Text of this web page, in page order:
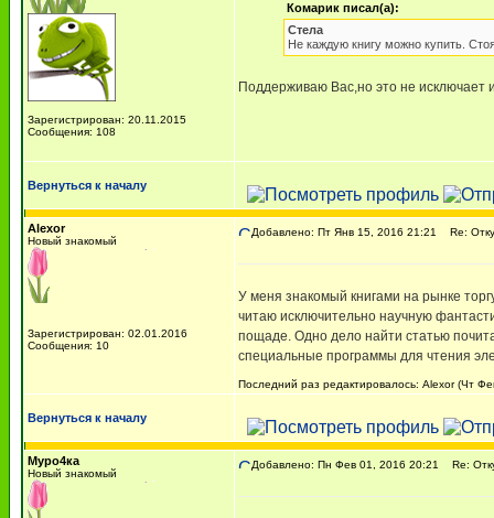
Зарегистрирован: 20.11.2015
Сообщения: 108
Комарик писал(а):
Стела
Не каждую книгу можно купить.
Поддерживаю Вас,но это не исключает
Вернуться к началу
Alexor
Новый знакомый
Зарегистрирован: 02.01.2016
Сообщения: 10
Добавлено: Пт Янв 15, 2016 21:21 Re:
У меня знакомый книгами на рынке
читаю исключительно научную
пощаде. Одно дело найти статью
специальные программы для чтения
Последний раз редактировалось: Alexor (Чт
Вернуться к началу
Муро4ка
Новый знакомый
Добавлено: Пн Фев 01, 2016 20:21 Re: